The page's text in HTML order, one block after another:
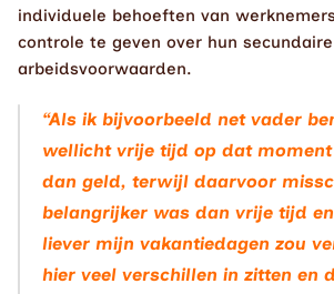
individuele behoeften van
controle te geven over hun secundaire
arbeidsvoorwaarden.
“Als ik bijvoorbeeld net vader
wellicht vrije tijd op dat
dan geld, terwijl daarvoor
belangrijker was dan vrije tijd
liever mijn vakantiedagen zou
hier veel verschillen in zitten en